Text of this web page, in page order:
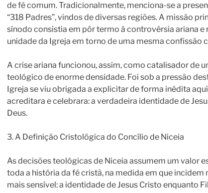
de fé comum. Tradicionalmente, menciona-se a
“318 Padres”, vindos de diversas regiões. A missão
sínodo consistia em pôr termo à controvérsia ariana e
unidade da Igreja em torno de uma mesma confissão
A crise ariana funcionou, assim, como catalisador de
teológico de enorme densidade. Foi sob a pressão
Igreja se viu obrigada a explicitar de forma inédita
acreditara e celebrara: a verdadeira identidade de
Deus.
3. A Definição Cristológica do Concílio de Niceia
As decisões teológicas de Niceia assumem um valor
toda a história da fé cristã, na medida em que incidem
mais sensível: a identidade de Jesus Cristo enquanto